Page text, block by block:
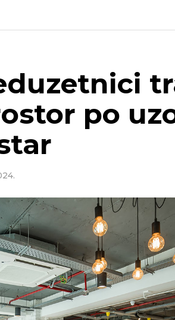
po